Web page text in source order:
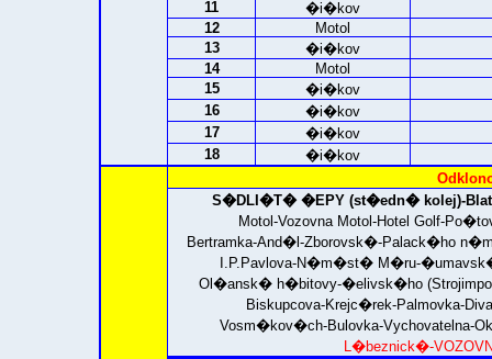
11
�i�kov
12
Motol
13
�i�kov
14
Motol
15
�i�kov
16
�i�kov
17
�i�kov
18
�i�kov
S�DLI�T� �EPY (st�edn� kolej)-
Motol-Vozovna Motol-Hotel Golf-
Bertramka-And�l-Zborovsk�-Palack�ho
I.P.Pavlova-N�m�st� M�ru-
Ol�ansk� h�bitovy-�elivsk�ho
Biskupcova-Krejc�rek-Palmovka-
Vosm�kov�ch-Bulovka-Vychovatelna-
L�beznick�-